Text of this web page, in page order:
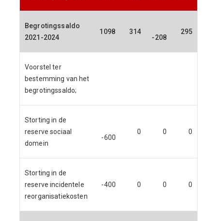
Begrotingssaldo
2021-2024
1098 314
-208
295
Voorstel ter
bestemming van het
begrotingssaldo;
Storting in de
reserve sociaal
domein
-600
0 0 0
Storting in de
reserve incidentele
reorganisatiekosten
-400 0 0 0